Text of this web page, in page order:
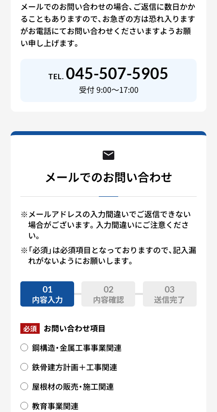
メールでのお問い合わせの場合、ご返信に数日かか
ることもありますので、お急ぎの方は恐れ入ります
がお電話にてお問い合わせくださいますようお願
い申し上げます。
TEL. 045-507-5905
受付 9:00～17:00
メールでのお問い合わせ
※メールアドレスの入力間違いでご返信できない
場合がございます。入力間違いにご注意くださ
い。
※「必須」は必須項目となっておりますので、記入漏
れがないようにお願いします。
01
内容入力
02
内容確認
03
送信完了
必須
お問い合わせ項目
鋼構造・金属工事事業関連
鉄骨建方計画＋工事関連
屋根材の販売・施工関連
教育事業関連